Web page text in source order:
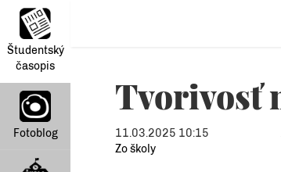
Študentský
časopis
Fotoblog
Tvorivosť
11.03.2025 10:15
Zo školy